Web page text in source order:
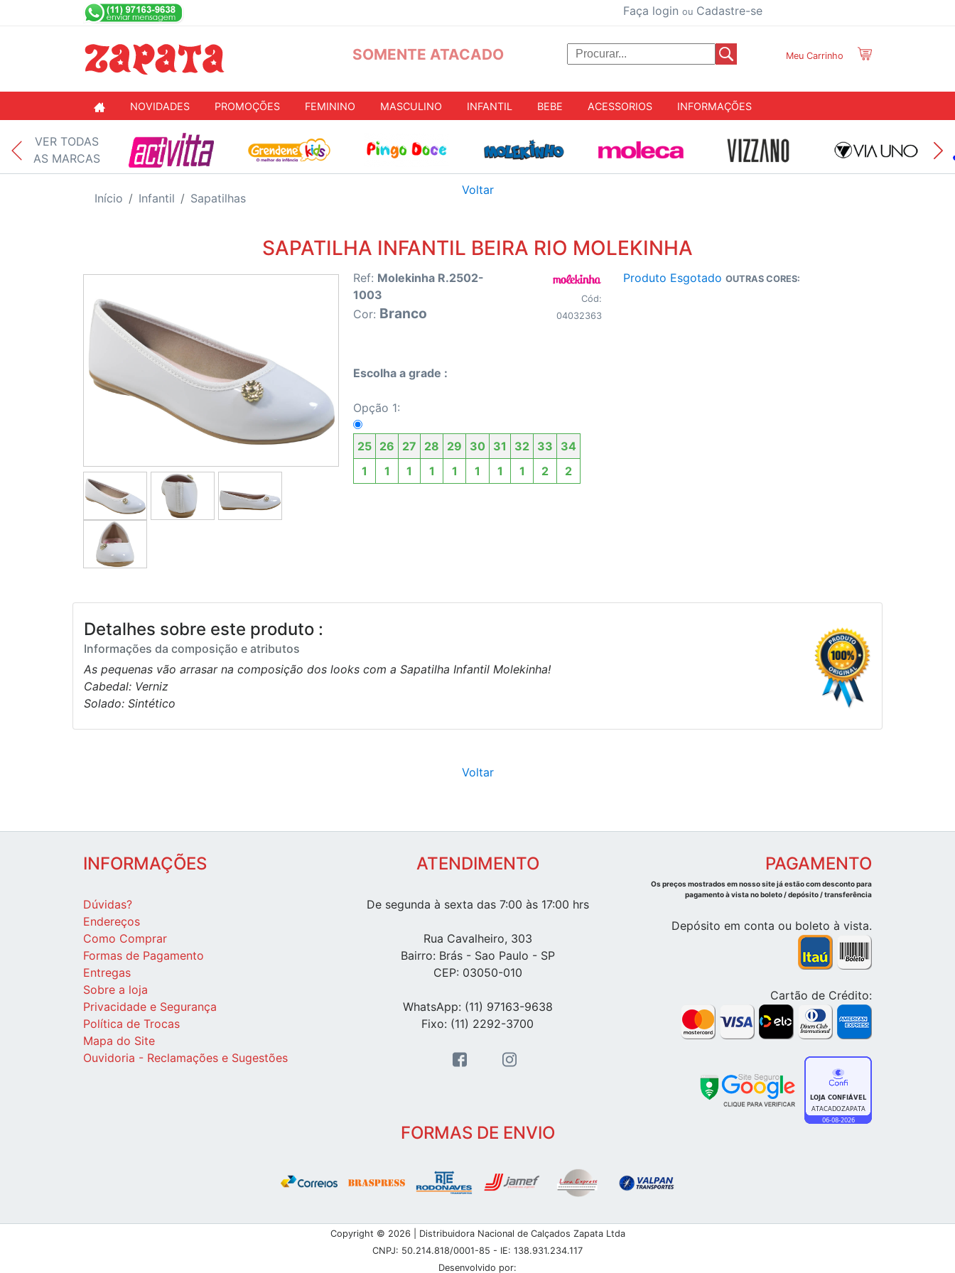
Faça login ou Cadastre-se
SOMENTE ATACADO Meu Carrinho
NOVIDADES PROMOÇÕES FEMININO MASCULINO INFANTIL BEBE ACESSORIOS INFORMAÇÕES
VER TODAS
AS MARCAS
Início Infantil Sapatilhas
Voltar
SAPATILHA INFANTIL BEIRA RIO MOLEKINHA
Ref: Molekinha R.2502-
1003
Cor: Branco
Cód:
04032363
Escolha a grade :
Opção 1:
25 26 27 28 29 30 31 32 33
34
1
1 1 1 1 1 1 1 2 2
Produto Esgotado OUTRAS CORES:
Detalhes sobre este produto :
Informações da composição e atributos
As pequenas vão arrasar na composição dos looks com a Sapatilha Infantil Molekinha!
Cabedal: Verniz
Solado: Sintético
Voltar
INFORMAÇÕES
Dúvidas?
Endereços
Como Comprar
Formas de Pagamento
Entregas
Sobre a loja
Privacidade e Segurança
Política de Trocas
Mapa do Site
Ouvidoria - Reclamações e Sugestões
ATENDIMENTO
De segunda à sexta das 7:00 às 17:00 hrs
Rua Cavalheiro, 303
Bairro: Brás - Sao Paulo - SP
CEP: 03050-010
WhatsApp: (11) 97163-9638
Fixo: (11) 2292-3700
PAGAMENTO
Os preços mostrados em nosso site já estão com desconto para
pagamento à vista no boleto / depósito / transferência
Depósito em conta ou boleto à vista.
Cartão de Crédito:
FORMAS DE ENVIO
Copyright © 2026 | Distribuidora Nacional de Calçados Zapata Ltda
CNPJ: 50.214.818/0001-85 - IE: 138.931.234.117
Desenvolvido por: